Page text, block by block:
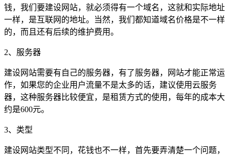
钱，我们要建设网站，就必须得有一个域名，这就和实际地址
一样，是互联网的地址。当然，我们都知道域名价格是不一样
的，而且还有后续的维护费用。
2、服务器
建设网站需要有自己的服务器，有了服务器，网站才能正常运
作，如果您的企业用户流量不是太多的话，建议使用云服务
器，这种服务器比较便宜，是租赁方式的使用，每年的成本大
约是600元。
3、类型
建设网站类型不同，花钱也不一样，首先要弄清楚一个问题，